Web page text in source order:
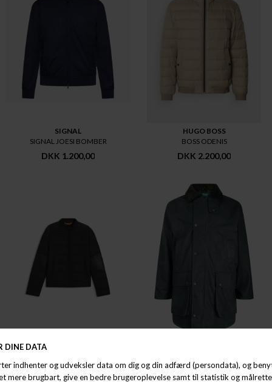
SIGNAL
SIGNAL JOESI BOMBER
DKK 1.200,00
HUGO BOSS
BOSS ODENIS
DKK 2.200,00
HUGO BOSS
DKK 2.200,00 DKK 1.000,00